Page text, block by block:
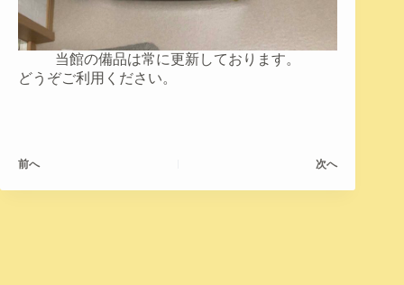
当館の備品は常に更新しております。
どうぞご利用ください。
前へ 次へ